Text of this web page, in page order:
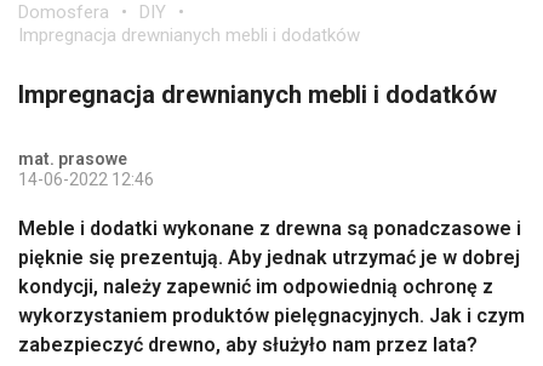
Domosfera
DIY
Impregnacja drewnianych mebli i dodatków
Impregnacja drewnianych mebli i dodatków
mat. prasowe
14-06-2022 12:46
Meble i dodatki wykonane z drewna są ponadczasowe i
pięknie się prezentują. Aby jednak utrzymać je w dobrej
kondycji, należy zapewnić im odpowiednią ochronę z
wykorzystaniem produktów pielęgnacyjnych. Jak i czym
zabezpieczyć drewno, aby służyło nam przez lata?